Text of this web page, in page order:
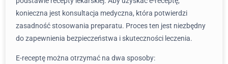
konieczna jest konsultacja medyczna, która potwierdzi
zasadność stosowania preparatu. Proces ten jest niezbędny
do zapewnienia bezpieczeństwa i skuteczności leczenia.
E-receptę można otrzymać na dwa sposoby: